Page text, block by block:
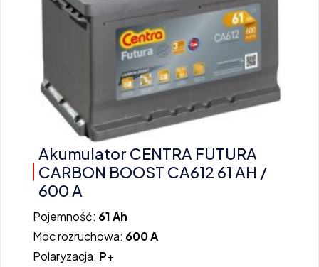
Akumulator CENTRA FUTURA
CARBON BOOST CA612 61 AH /
600 A
Pojemność: 61 Ah
Moc rozruchowa: 600 A
Polaryzacja: P+